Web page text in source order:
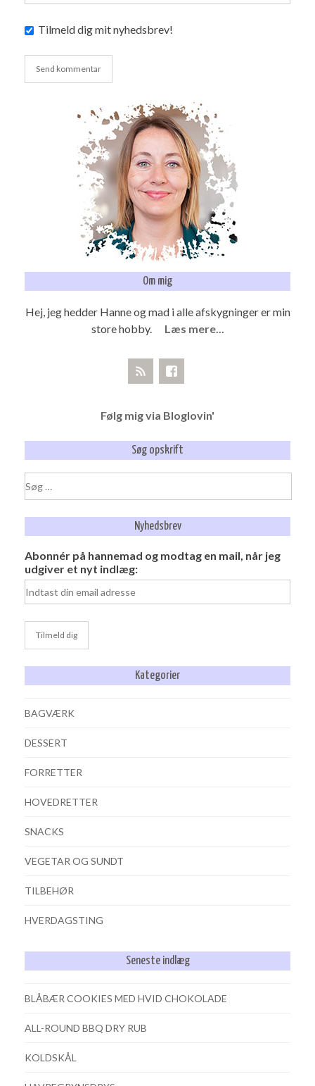
Tilmeld dig mit nyhedsbrev!
Om mig
Hej, jeg hedder Hanne og mad i alle afskygninger er min
store hobby. Læs mere...
Følg mig via Bloglovin'
Søg opskrift
efter:
Nyhedsbrev
Abonnér på hannemad og modtag en mail, når jeg
udgiver et nyt indlæg:
Kategorier
BAGVÆRK
DESSERT
FORRETTER
HOVEDRETTER
SNACKS
VEGETAR OG SUNDT
TILBEHØR
HVERDAGSTING
Seneste indlæg
BLÅBÆR COOKIES MED HVID CHOKOLADE
ALL-ROUND BBQ DRY RUB
KOLDSKÅL